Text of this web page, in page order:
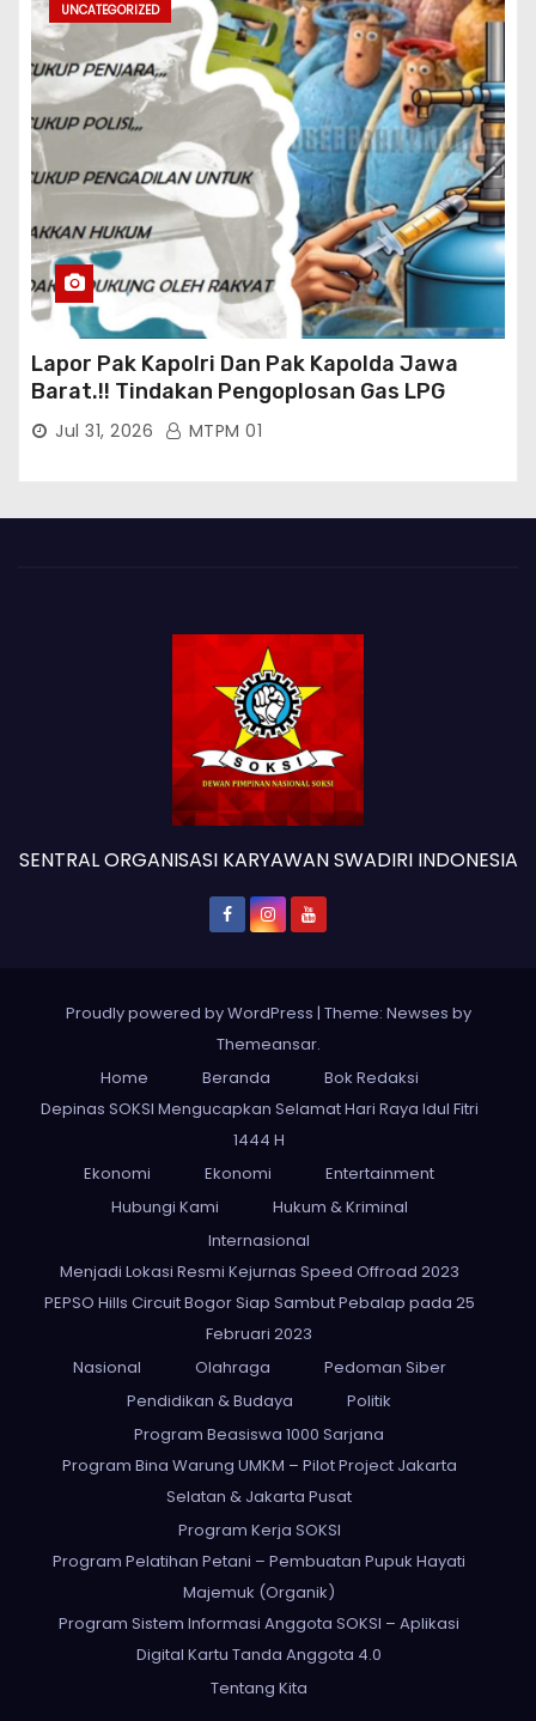
UNCATEGORIZED
Lapor Pak Kapolri Dan Pak Kapolda Jawa
Barat.!! Tindakan Pengoplosan Gas LPG
Bersubsidi Marak Terjadi Di Kabupaten Bogor
Persisnya di Babakan Madang: Tim
Jul 31, 2026 MTPM 01
SENTRAL ORGANISASI KARYAWAN SWADIRI INDONESIA
Proudly powered by WordPress | Theme: Newses by
Themeansar.
Home
Beranda
Bok Redaksi
Depinas SOKSI Mengucapkan Selamat Hari Raya Idul Fitri
1444 H
Ekonomi
Ekonomi
Entertainment
Hubungi Kami
Hukum & Kriminal
Internasional
Menjadi Lokasi Resmi Kejurnas Speed Offroad 2023
PEPSO Hills Circuit Bogor Siap Sambut Pebalap pada 25
Februari 2023
Nasional
Olahraga
Pedoman Siber
Pendidikan & Budaya
Politik
Program Beasiswa 1000 Sarjana
Program Bina Warung UMKM – Pilot Project Jakarta
Selatan & Jakarta Pusat
Program Kerja SOKSI
Program Pelatihan Petani – Pembuatan Pupuk Hayati
Majemuk (Organik)
Program Sistem Informasi Anggota SOKSI – Aplikasi
Digital Kartu Tanda Anggota 4.0
Tentang Kita